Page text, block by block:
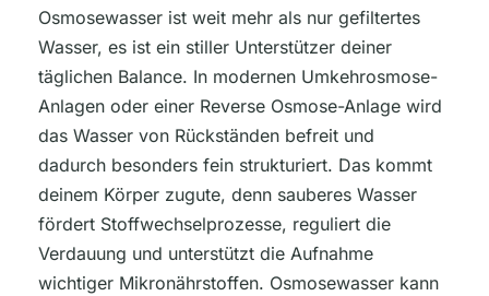
Osmosewasser ist weit mehr als nur gefiltertes
Wasser, es ist ein stiller Unterstützer deiner
täglichen Balance. In modernen Umkehrosmose-
Anlagen oder einer Reverse Osmose-Anlage wird
das Wasser von Rückständen befreit und
dadurch besonders fein strukturiert. Das kommt
deinem Körper zugute, denn sauberes Wasser
fördert Stoffwechselprozesse, reguliert die
Verdauung und unterstützt die Aufnahme
wichtiger Mikronährstoffen. Osmosewasser kann